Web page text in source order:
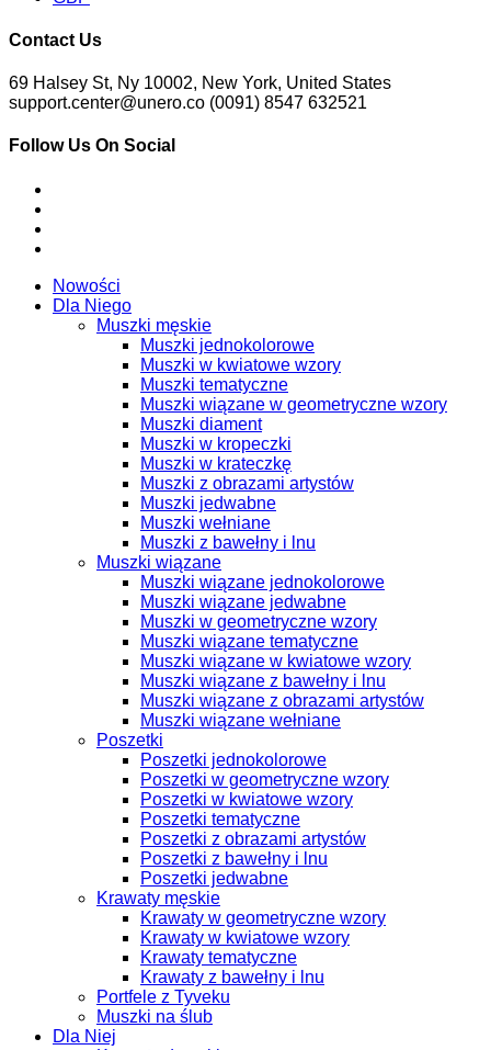
Contact Us
69 Halsey St, Ny 10002, New York, United States
support.center@unero.co (0091) 8547 632521
Follow Us On Social
Nowości
Dla Niego
Muszki męskie
Muszki jednokolorowe
Muszki w kwiatowe wzory
Muszki tematyczne
Muszki wiązane w geometryczne wzory
Muszki diament
Muszki w kropeczki
Muszki w krateczkę
Muszki z obrazami artystów
Muszki jedwabne
Muszki wełniane
Muszki z bawełny i lnu
Muszki wiązane
Muszki wiązane jednokolorowe
Muszki wiązane jedwabne
Muszki w geometryczne wzory
Muszki wiązane tematyczne
Muszki wiązane w kwiatowe wzory
Muszki wiązane z bawełny i lnu
Muszki wiązane z obrazami artystów
Muszki wiązane wełniane
Poszetki
Poszetki jednokolorowe
Poszetki w geometryczne wzory
Poszetki w kwiatowe wzory
Poszetki tematyczne
Poszetki z obrazami artystów
Poszetki z bawełny i lnu
Poszetki jedwabne
Krawaty męskie
Krawaty w geometryczne wzory
Krawaty w kwiatowe wzory
Krawaty tematyczne
Krawaty z bawełny i lnu
Portfele z Tyveku
Muszki na ślub
Dla Niej